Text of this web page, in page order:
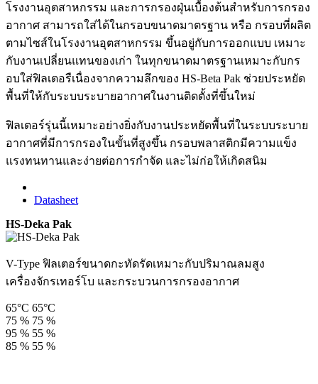
โรงงานอุตสาหกรรม และการกรองฝุ่นเบื้องต้นสำหรับการกรอง
อากาศ สามารถใส่ได้ในกรอบขนาดมาตรฐาน หรือ กรอบที่ผลิต
ตามไซส์ในโรงงานอุตสาหกรรม ขึ้นอยู่กับการออกแบบ เหมาะ
กับงานเปลี่ยนแทนของเก่า ในทุกขนาดมาตรฐานเหมาะกับกร
อบใส่ฟิลเตอรืเนื่องจากความลึกของ HS-Beta Pak ช่วยประหยัด
พื้นที่ให้กับระบบระบายอากาศในงานติดตั้งที่ขึ้นใหม่
ฟิลเตอร์รุ่นนี้เหมาะอย่างยิ่งกับงานประหยัดพื้นที่ในระบบระบาย
อากาศที่มีการกรองในขั้นที่สูงขึ้น กรอบพลาสติกมีความแข็ง
แรงทนทานและง่ายต่อการกำจัด และไม่ก่อให้เกิดสนิม
Datasheet
HS-Deka Pak
V-Type ฟิลเตอร์ขนาดกะทัดรัดเหมาะกับปริมาณลมสูง
เครื่องจักรเทอร์โบ และกระบวนการกรองอากาศ
65°C 65°C
75 % 75 %
95 % 55 %
85 % 55 %